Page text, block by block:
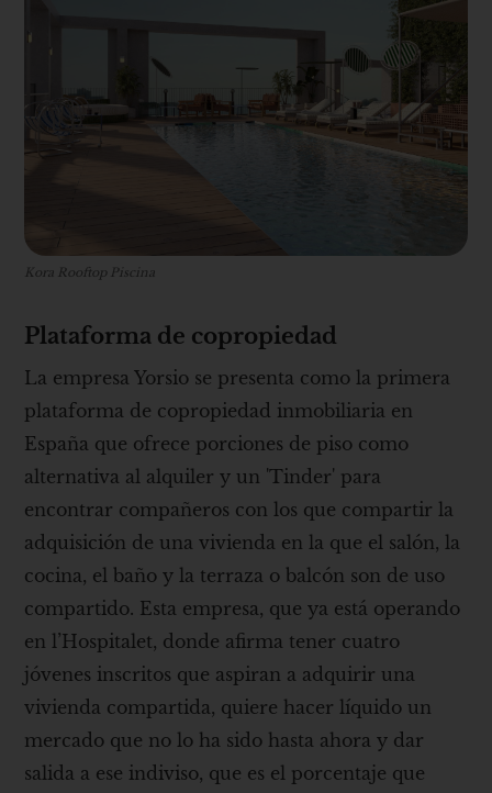
Kora Rooftop Piscina
Plataforma de copropiedad
La empresa Yorsio se presenta como la primera
plataforma de copropiedad inmobiliaria en
España que ofrece porciones de piso como
alternativa al alquiler y un 'Tinder' para
encontrar compañeros con los que compartir la
adquisición de una vivienda en la que el salón, la
cocina, el baño y la terraza o balcón son de uso
compartido. Esta empresa, que ya está operando
en l’Hospitalet, donde afirma tener cuatro
jóvenes inscritos que aspiran a adquirir una
vivienda compartida, quiere hacer líquido un
mercado que no lo ha sido hasta ahora y dar
salida a ese indiviso, que es el porcentaje que